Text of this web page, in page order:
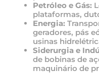
Petróleo e Gás:
plataformas,
Energia:
geradores, pás
usinas
Siderurgia e
de bobinas de
maquinário de